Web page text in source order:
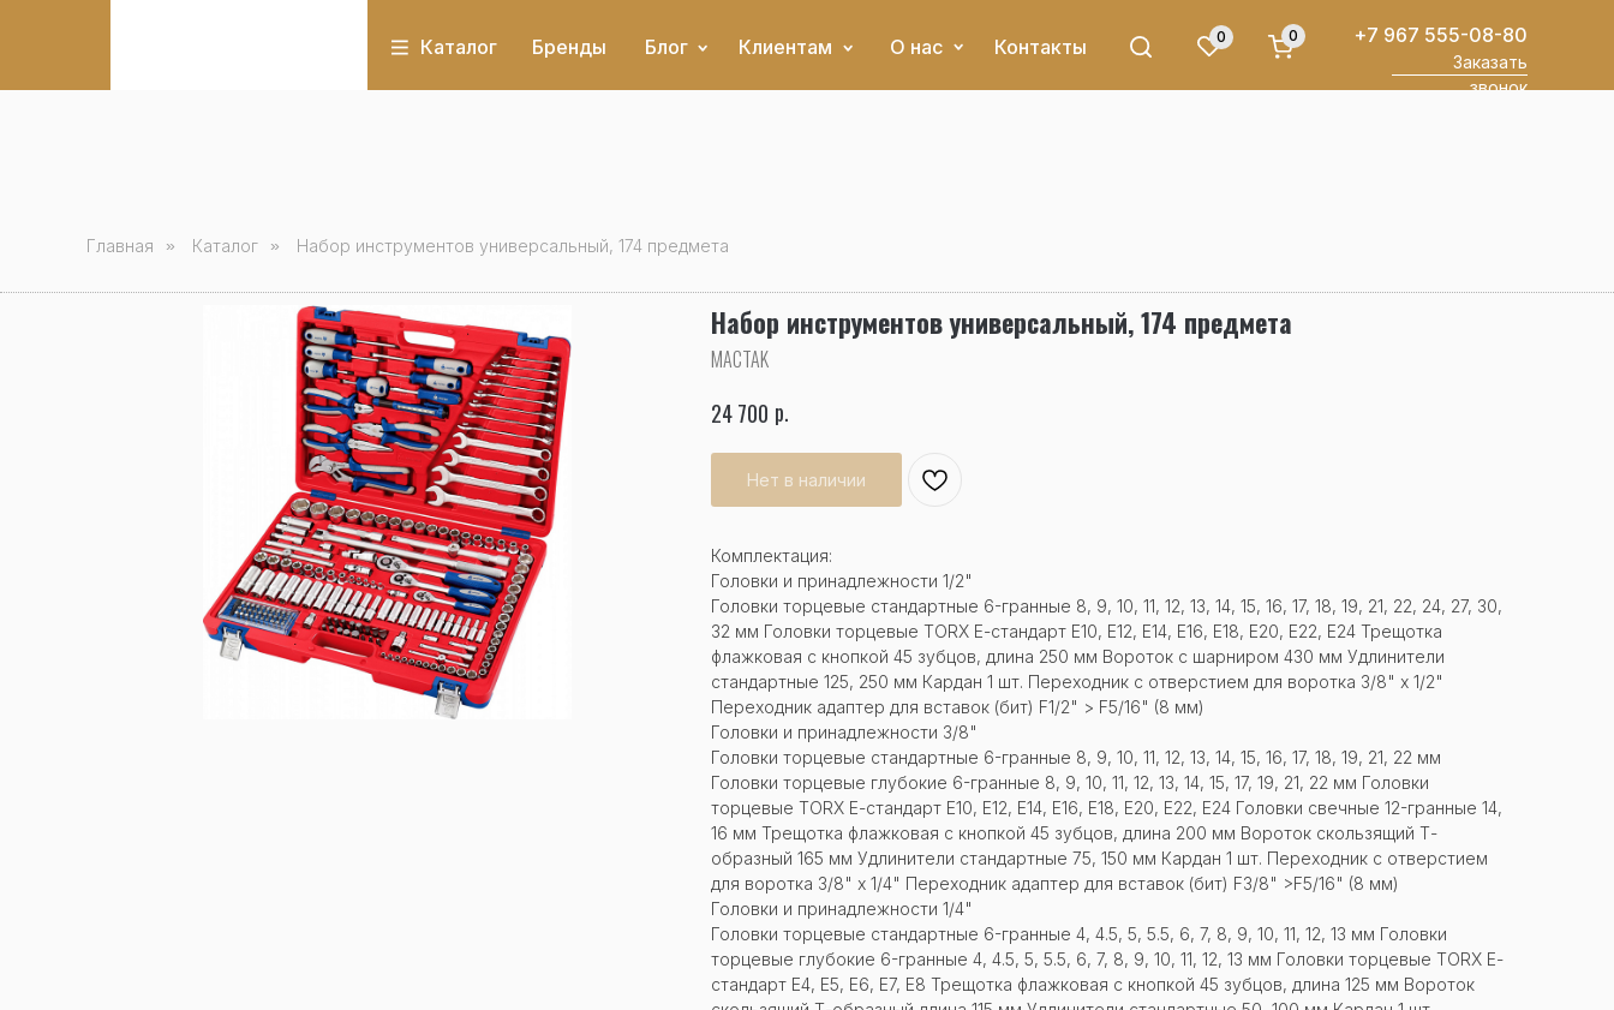
Контакты
Каталог 0 0 +7 967 555-08-80
Заказать
звонок
Клиентам О нас
Бренды Блог
Главная » Каталог » Набор инструментов универсальный, 174 предмета
Набор инструментов универсальный, 174 предмета
MACTAK
24 700 р.
Нет в наличии
Комплектация:
Головки и принадлежности 1/2"
Головки торцевые стандартные 6-гранные 8, 9, 10, 11, 12, 13, 14, 15, 16, 17, 18, 19, 21, 22, 24, 27, 30,
32 мм Головки торцевые TORX Е-стандарт E10, E12, E14, E16, E18, E20, E22, E24 Трещотка
флажковая с кнопкой 45 зубцов, длина 250 мм Вороток с шарниром 430 мм Удлинители
стандартные 125, 250 мм Кардан 1 шт. Переходник с отверстием для воротка 3/8" х 1/2"
Переходник адаптер для вставок (бит) F1/2" > F5/16" (8 мм)
Головки и принадлежности 3/8"
Головки торцевые стандартные 6-гранные 8, 9, 10, 11, 12, 13, 14, 15, 16, 17, 18, 19, 21, 22 мм
Головки торцевые глубокие 6-гранные 8, 9, 10, 11, 12, 13, 14, 15, 17, 19, 21, 22 мм Головки
торцевые TORX Е-стандарт E10, E12, E14, E16, E18, E20, E22, E24 Головки свечные 12-гранные 14,
16 мм Трещотка флажковая с кнопкой 45 зубцов, длина 200 мм Вороток скользящий Т-
образный 165 мм Удлинители стандартные 75, 150 мм Кардан 1 шт. Переходник с отверстием
для воротка 3/8" х 1/4" Переходник адаптер для вставок (бит) F3/8" >F5/16" (8 мм)
Головки и принадлежности 1/4"
Головки торцевые стандартные 6-гранные 4, 4.5, 5, 5.5, 6, 7, 8, 9, 10, 11, 12, 13 мм Головки
торцевые глубокие 6-гранные 4, 4.5, 5, 5.5, 6, 7, 8, 9, 10, 11, 12, 13 мм Головки торцевые TORX Е-
стандарт E4, E5, E6, E7, E8 Трещотка флажковая с кнопкой 45 зубцов, длина 125 мм Вороток